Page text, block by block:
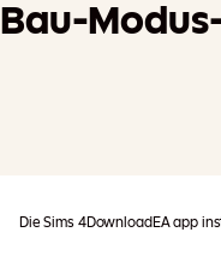
Bau-
Die Sims 4Download EA app